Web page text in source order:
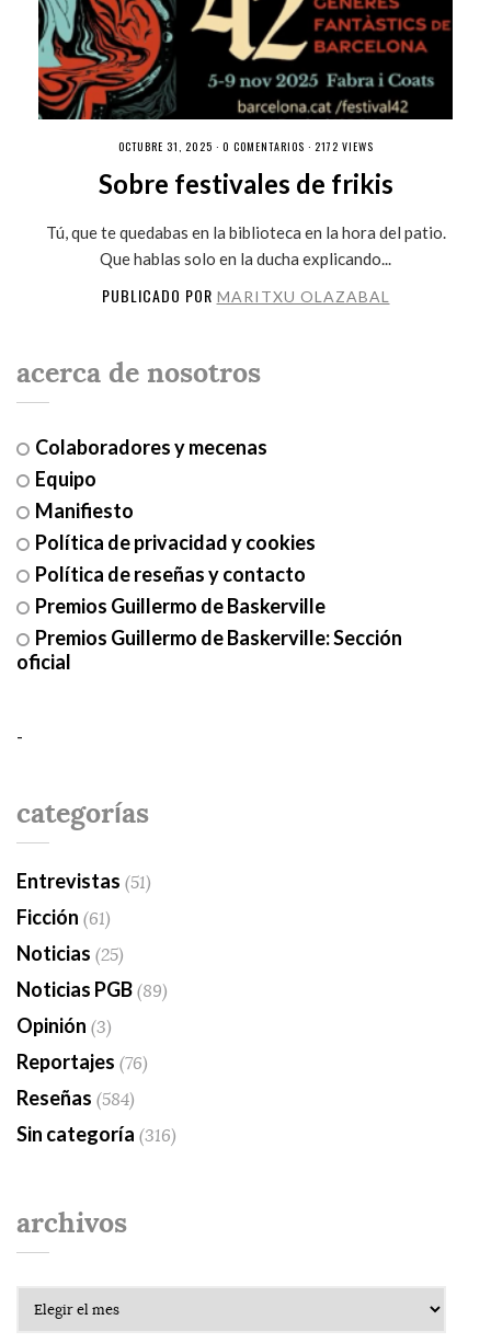
OCTUBRE 31, 2025 · 0 COMENTARIOS · 2172 VIEWS
Sobre festivales de frikis
Tú, que te quedabas en la biblioteca en la hora del patio.
Que hablas solo en la ducha explicando...
PUBLICADO POR MARITXU OLAZABAL
acerca de nosotros
Colaboradores y mecenas
Equipo
Manifiesto
Política de privacidad y cookies
Política de reseñas y contacto
Premios Guillermo de Baskerville
Premios Guillermo de Baskerville: Sección
oficial
-
categorías
Entrevistas (51)
Ficción (61)
Noticias (25)
Noticias PGB(89)
Opinión (3)
Reportajes (76)
Reseñas (584)
Sin categoría (316)
archivos